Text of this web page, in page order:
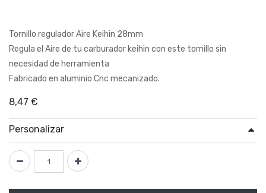
Tornillo regulador Aire Keihin 28mm
Regula el Aire de tu carburador keihin con este tornillo sin
necesidad de herramienta
Fabricado en aluminio Cnc mecanizado.
8,47 €
Personalizar